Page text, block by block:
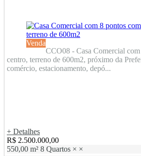
Venda
CCO08 - Casa Comercial
centro, terreno de 600m2, próximo da
comércio, estacionamento, depó...
+ Detalhes
R$ 2.500.000,00
550,00 m² 8 Quartos × ×